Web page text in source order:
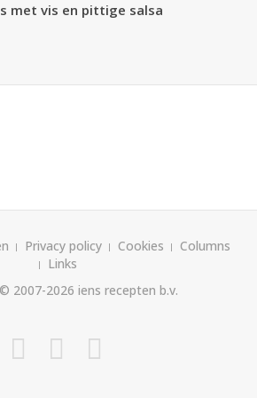
met vis en pittige salsa
Privacy policy Cookies
Columns
Links
2007-2026 iens recepten b.v.